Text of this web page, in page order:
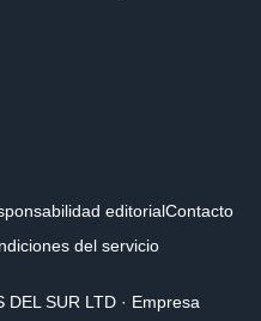
editorialContacto
del servicio
SUR LTD · Empresa